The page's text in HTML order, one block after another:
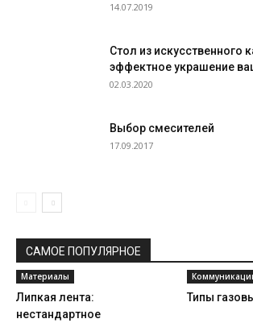
14.07.2019
Стол из искусственного
эффектное украшение
02.03.2020
Выбор смесителей
17.09.2017
САМОЕ ПОПУЛЯРНОЕ
Материалы
Липкая лента:
нестандартное
Типы